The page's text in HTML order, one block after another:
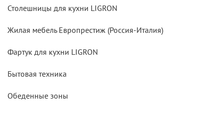
Столешницы для кухни LIGRON
Жилая мебель Европрестиж (Россия-Италия)
Фартук для кухни LIGRON
Бытовая техника
Обеденные зоны